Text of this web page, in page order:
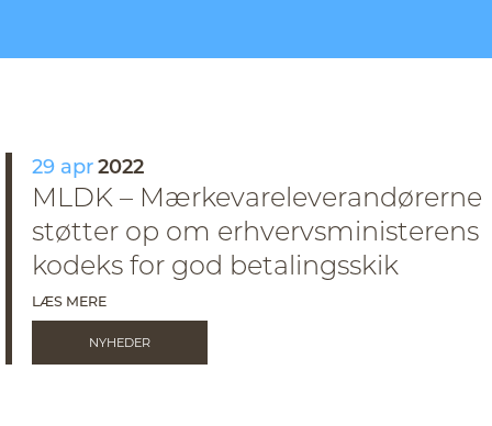
29 apr2022
MLDK – Mærkevareleverandørerne
støtter op om erhvervsministerens
kodeks for god betalingsskik
LÆS MERE
NYHEDER